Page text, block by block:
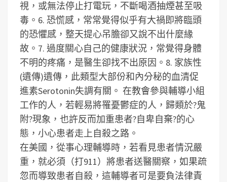
視，或無法停止打電玩，不斷喝酒抽煙甚至吸
毒。 6. 恐慌感，常常覺得似乎有大禍即將臨頭
的恐懼感，整天提心吊膽卻又說不出什麼緣
故。 7. 過度關心自己的健康狀況，常覺得身體
不明的疼痛，是醫生卻找不出原因。 8. 家族性
(遺傳)遺傳，此類型大部份和內分秘的血清促
進素Serotonin失調有關。 在教會參與輔導小組
工作的人，若輕易將罹憂鬱症的人，歸類於?鬼
附?現象，也許反而加重患者?自卑自棄?的心
態，小心患者走上自殺之路。
在美國，從事心理輔導時，若看見患者情況嚴
重，就必須（打911）將患者送醫關察，如果疏
忽而導致患者自殺，這輔導者可是要負法律責